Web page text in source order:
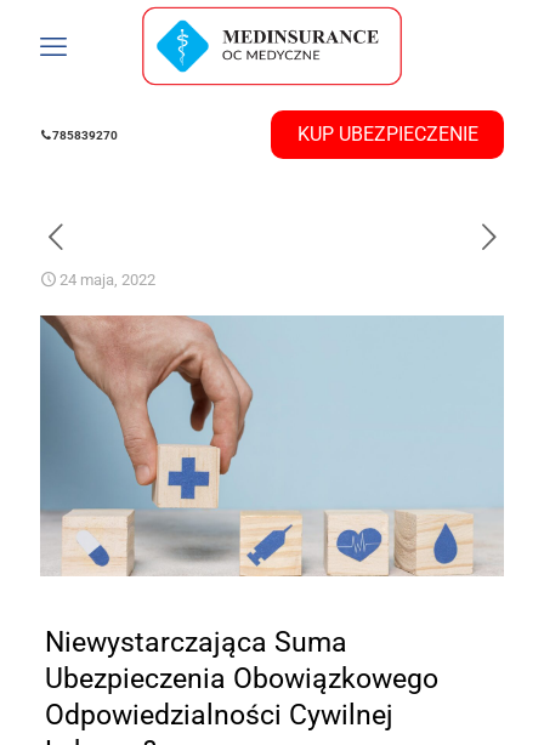
785839270
24 maja, 2022
Niewystarczająca Suma
Ubezpieczenia Obowiązkowego
Odpowiedzialności Cywilnej